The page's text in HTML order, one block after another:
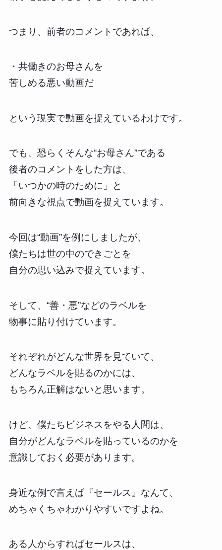
つまり、前者のコメントであれば、
・共働きのお母さんを
苦しめる悪い動画だ
という現実で動画を捉えているわけです。
でも、恐らくそんな“お母さん”である
後者のコメントをした方は、
「いつかの時のために」と
前向きな視点で動画を捉えています。
今回は“動画”を例にしましたが、
僕たちは世の中のできごとを
自分の思い込みで捉えています。
そして、“善・悪”などのラベルを
物事に貼り付けています。
それぞれがどんな世界を見ていて、
どんなラベルを貼るのかには、
もちろん正解はないと思います。
けど、僕たちビジネスをやる人間は、
自分がどんなラベルを貼っているのかを
意識しておく必要があります。
身近な例で言えば『セールス』なんて、
めちゃくちゃわかりやすいですよね。
ある人からすればセールスは、